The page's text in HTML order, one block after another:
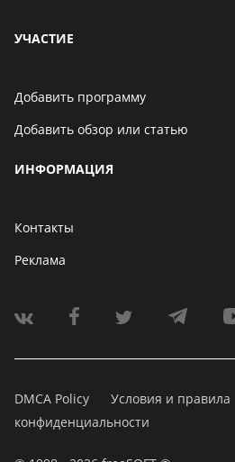
УЧАСТИЕ
Добавить программу
Добавить обзор или статью
ИНФОРМАЦИЯ
Контакты
Реклама
DMCA Policy Условия и правила
конфиденциальности